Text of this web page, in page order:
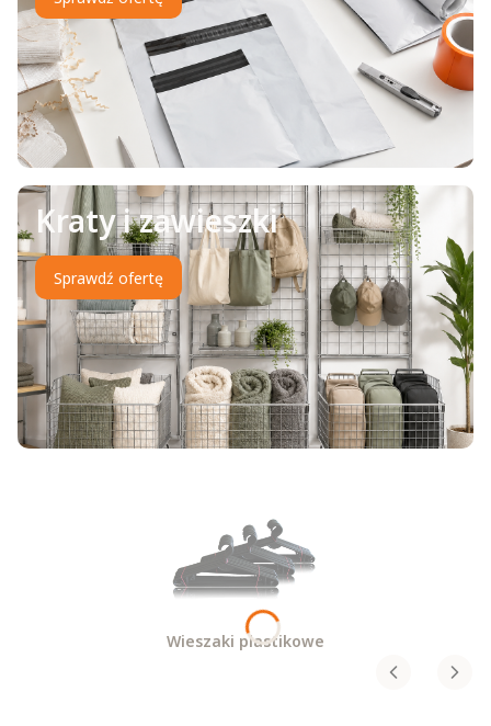
Kraty i zawieszki
Sprawdź ofertę
Wieszaki plastikowe